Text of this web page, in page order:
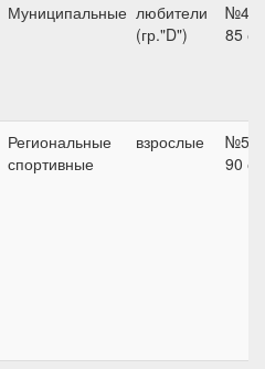
Муниципальные любители
(гр."D")
№4,
85 см
Региональные
спортивные
взрослые
№5,
90 см